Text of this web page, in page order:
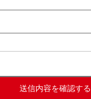
送信内容を確認する